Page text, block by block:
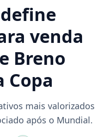
venda
Breno
Copa
mais valorizados
após o Mundial.